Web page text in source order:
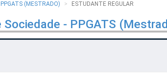
(MESTRADO) ESTUDANTE REGULAR
- PPGATS